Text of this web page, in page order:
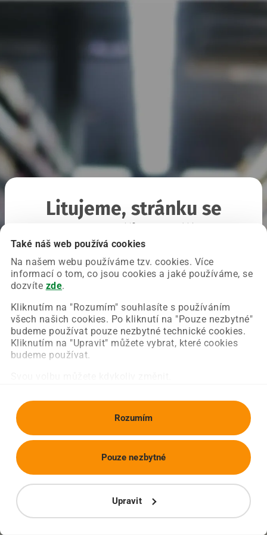
Také náš web používá cookies
Na našem webu používáme tzv. cookies. Více
informací o tom, co jsou cookies a jaké používáme, se
dozvíte zde.
Kliknutím na "Rozumím" souhlasíte s používáním
všech našich cookies. Po kliknutí na "Pouze nezbytné"
budeme používat pouze nezbytné technické cookies.
Kliknutím na "Upravit" můžete vybrat, které cookies
budeme používat.
Rozumím
Upravit
Pouze nezbytné
Litujeme, stránku se
Chyba nastala na naší straně a už ji opravujeme.
Zkuste prosím znovu načíst požadovanou stránku.
Obnovit stránku Úvodní strana